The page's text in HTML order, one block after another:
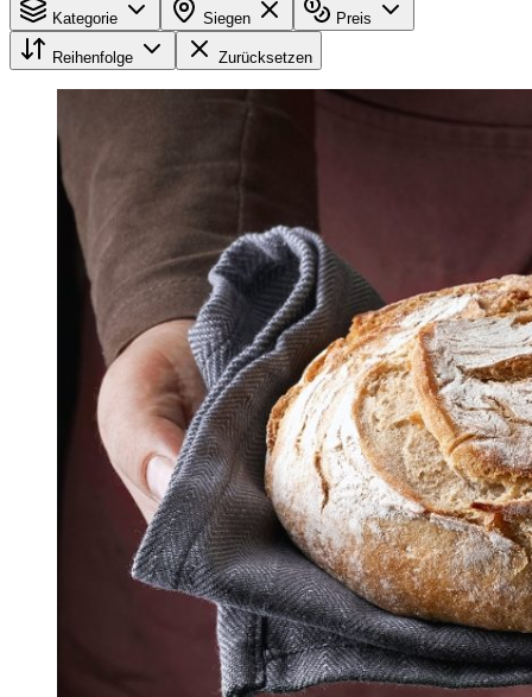
Kategorie Siegen Preis
Reihenfolge Zurücksetzen